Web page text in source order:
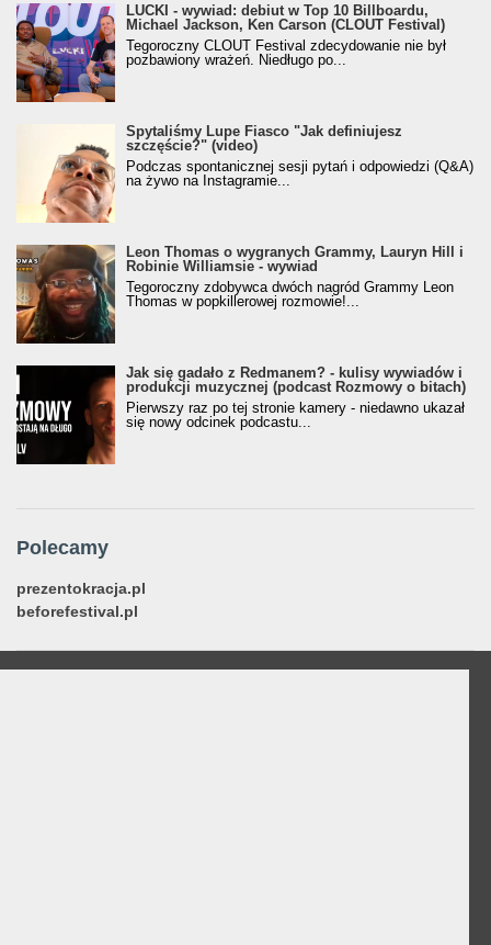
LUCKI - wywiad: debiut w Top 10 Billboardu,
Michael Jackson, Ken Carson (CLOUT Festival)
Tegoroczny CLOUT Festival zdecydowanie nie był
pozbawiony wrażeń. Niedługo po...
Spytaliśmy Lupe Fiasco "Jak definiujesz
szczęście?" (video)
Podczas spontanicznej sesji pytań i odpowiedzi (Q&A)
na żywo na Instagramie...
Leon Thomas o wygranych Grammy, Lauryn Hill i
Robinie Williamsie - wywiad
Tegoroczny zdobywca dwóch nagród Grammy Leon
Thomas w popkillerowej rozmowie!...
Jak się gadało z Redmanem? - kulisy wywiadów i
produkcji muzycznej (podcast Rozmowy o bitach)
Pierwszy raz po tej stronie kamery - niedawno ukazał
się nowy odcinek podcastu...
Polecamy
prezentokracja.pl
beforefestival.pl